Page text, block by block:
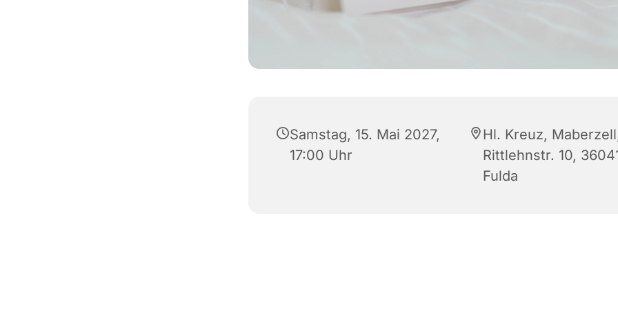
Samstag, 15. Mai 2027,
17:00 Uhr
Hl. Kreuz,
Rittlehnstr. 10,
Fulda